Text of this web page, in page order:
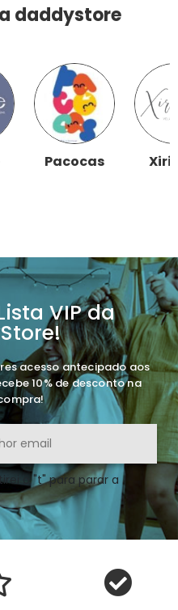
daddystore
Pacocas
VIP da
acesso antecipado aos
10% de desconto na
o "t" para parar a